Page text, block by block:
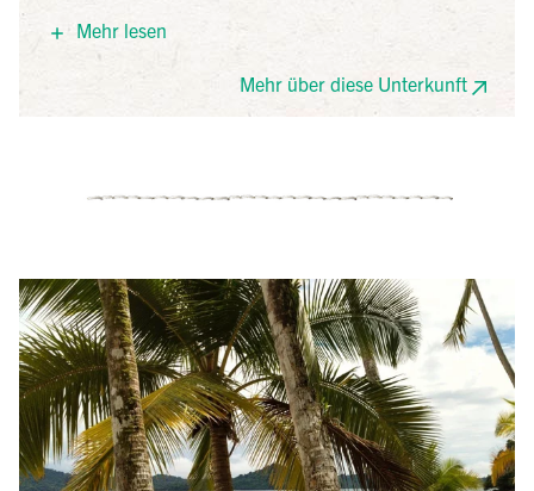
Handtücher und einen Fön.
serviert. Das Restaurant La Ranita, das sich direkt auf
Mehr lesen
Mehr über diese Unterkunft